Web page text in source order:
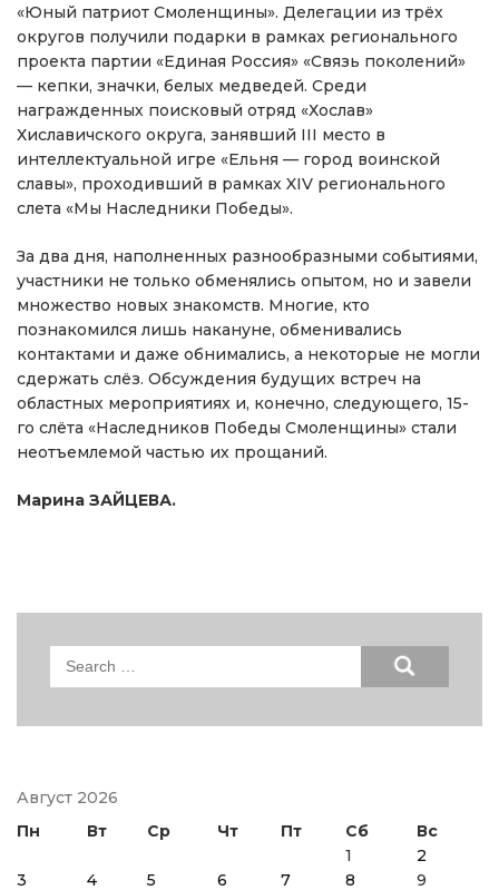
«Юный патриот Смоленщины». Делегации из трёх
округов получили подарки в рамках регионального
проекта партии «Единая Россия» «Связь поколений»
— кепки, значки, белых медведей. Среди
награжденных поисковый отряд «Хослав»
Хиславичского округа, занявший III место в
интеллектуальной игре «Ельня — город воинской
славы», проходивший в рамках XIV регионального
слета «Мы Наследники Победы».
За два дня, наполненных разнообразными событиями,
участники не только обменялись опытом, но и завели
множество новых знакомств. Многие, кто
познакомился лишь накануне, обменивались
контактами и даже обнимались, а некоторые не могли
сдержать слёз. Обсуждения будущих встреч на
областных мероприятиях и, конечно, следующего, 15-
го слёта «Наследников Победы Смоленщины» стали
неотъемлемой частью их прощаний.
Марина ЗАЙЦЕВА.
Search
Август 2026
Пн
Вт Ср Чт Пт Сб
Вс
1
2
3
4 5 6 7 8
9